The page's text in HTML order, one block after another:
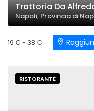
Trattoria Da
Napoli, Provincia di
19 € - 38 €
RISTORANTE